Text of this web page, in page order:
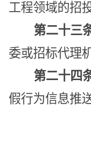
工程领域的招
第二十三
委或招标代理
第二十四
假行为信息推